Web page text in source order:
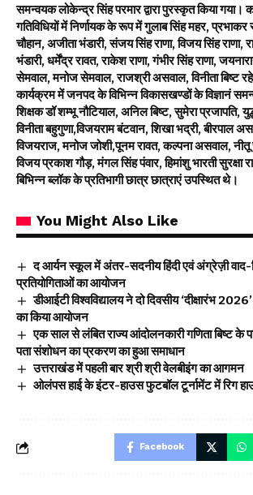
समन्वयक लोकेन्द्र सिंह परमार द्वारा पुरस्कृत किया गया।
गतिविधियों में निर्णायक के रूप में गुलाब सिंह महर,
चौहान, अजीता भंडारी, संजय सिंह राणा, विजय सिंह राणा,
भंडारी, धर्मेंद्र रावत, राकेश राणा, गंभीर सिंह राणा,
सेमवाल, मनोज सेमवाल, राजश्री असवाल, विनीता बिष्ट
कार्यक्रम में जनपद के विभिन्न विकासखण्डों के विज्ञानं
शिक्षक डॉ शम्भू नौटियाल, अनिल बिष्ट, सुमेरा प्रजापति,
विनीता बहुगुणा,विजयराम बंटवान, शिखा भद्री, बीरपाल
विजयराज, मनोज जोशी,पूनम रावत, कल्पना असवाल, नीतू
विजय प्रकाश गौड़, मंगल सिंह पंवार, हिमांशु भारती सुरक्षा
बिभिन्न ब्लॉक के प्रतिभागी छात्र छात्राएं उपस्थित थे।
You Might Also Like
द आर्यन स्कूल में अंतर-सदनीय हिंदी एवं अंग्रेज़ी वाद-
प्रतियोगिताओं का आयोजन
डीआईटी विश्वविद्यालय ने दो दिवसीय ‘दीक्षारंभ
का किया आयोजन
एक साल से लंबित राज्य आंदोलनकारी गणिता बिष्ट के
पता संशोधन का प्रकरण का हुआ समाधान
उत्तराखंड में पहली बार श्री श्री वेलबीइंग का आगमन
ओलंपस हाई के इंटर-हाउस फुटबॉल टूर्नामेंट में रिग
Facebook